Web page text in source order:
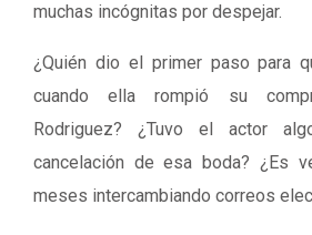
muchas incógnitas por despejar.
¿Quién dio el primer paso para
cuando ella rompió su
Rodriguez? ¿Tuvo el actor
cancelación de esa boda? ¿Es
meses intercambiando correos